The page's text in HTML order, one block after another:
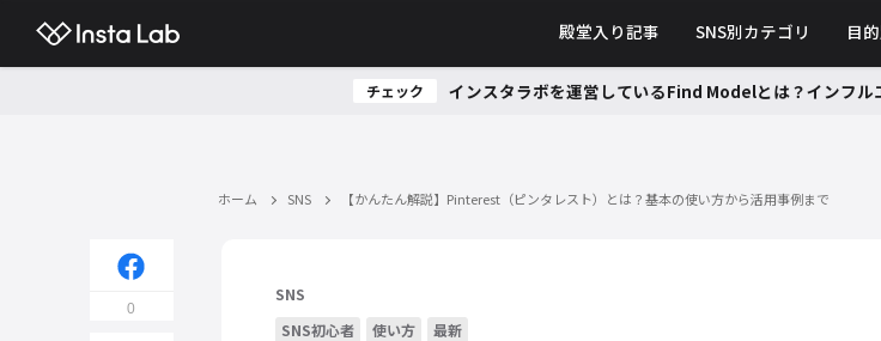
殿堂入り記事 SNS別カテゴリ 目
チェック インスタラボを運営しているFind Modelとは？インフ
ホーム SNS 【かんたん解説】Pinterest（ピンタレスト）とは？基本の使い方から活用事例まで
0
SNS
SNS初心者
使い方 最新